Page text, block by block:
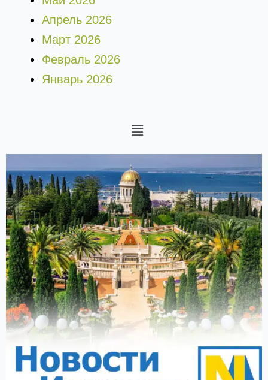
Апрель 2026
Март 2026
Февраль 2026
Январь 2026
Меню